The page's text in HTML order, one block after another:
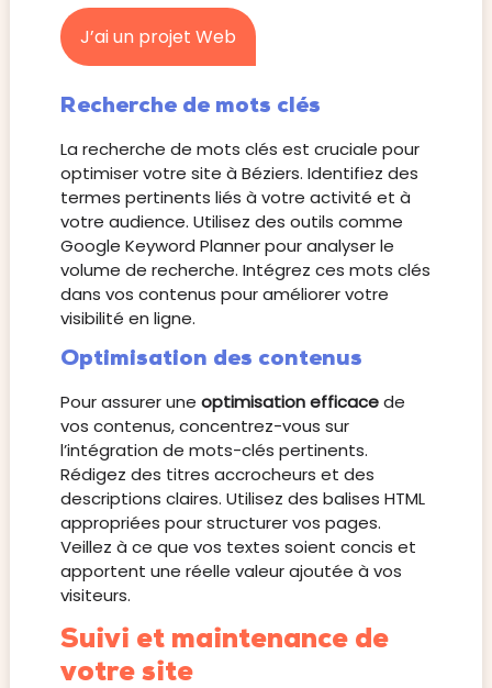
J’ai un projet Web
Recherche de mots clés
La recherche de mots clés est cruciale pour
optimiser votre site à Béziers. Identifiez des
termes pertinents liés à votre activité et à
votre audience. Utilisez des outils comme
Google Keyword Planner pour analyser le
volume de recherche. Intégrez ces mots clés
dans vos contenus pour améliorer votre
visibilité en ligne.
Optimisation des contenus
Pour assurer une optimisation efficacede
vos contenus, concentrez-vous sur
l’intégration de mots-clés pertinents.
Rédigez des titres accrocheurs et des
descriptions claires. Utilisez des balises HTML
appropriées pour structurer vos pages.
Veillez à ce que vos textes soient concis et
apportent une réelle valeur ajoutée à vos
visiteurs.
Suivi et maintenance de
votre site